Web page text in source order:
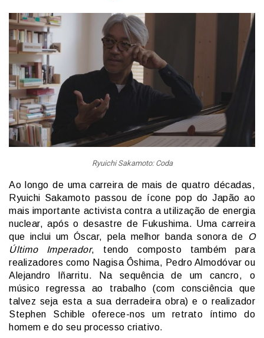
Ryuichi Sakamoto: Coda
Ao longo de uma carreira de mais de quatro décadas,
Ryuichi Sakamoto passou de ícone pop do Japão ao
mais importante activista contra a utilização de energia
nuclear, após o desastre de Fukushima. Uma carreira
que inclui um Óscar, pela melhor banda sonora de
O
Último Imperador, tendo composto também para
realizadores como Nagisa Ôshima, Pedro Almodóvar ou
Alejandro Iñarritu. Na sequência de um cancro, o
músico regressa ao trabalho (com consciência que
talvez seja esta a sua derradeira obra) e o realizador
Stephen Schible oferece-nos um retrato íntimo do
homem e do seu processo criativo.